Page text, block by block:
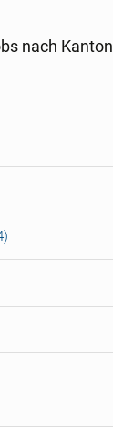
nach Kanton